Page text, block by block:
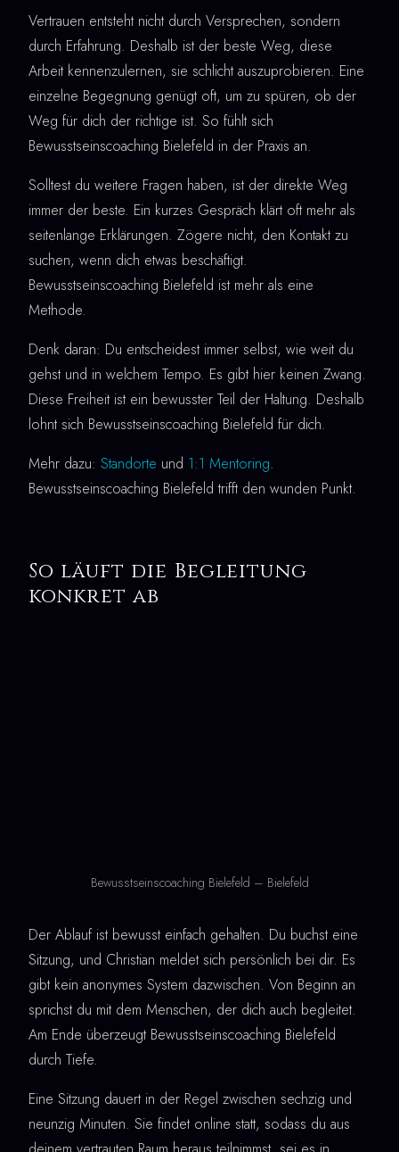
Vertrauen entsteht nicht durch Versprechen, sondern
durch Erfahrung. Deshalb ist der beste Weg, diese
Arbeit kennenzulernen, sie schlicht auszuprobieren. Eine
einzelne Begegnung genügt oft, um zu spüren, ob der
Weg für dich der richtige ist. So fühlt sich
Bewusstseinscoaching Bielefeld in der Praxis an.
Solltest du weitere Fragen haben, ist der direkte Weg
immer der beste. Ein kurzes Gespräch klärt oft mehr als
seitenlange Erklärungen. Zögere nicht, den Kontakt zu
suchen, wenn dich etwas beschäftigt.
Bewusstseinscoaching Bielefeld ist mehr als eine
Methode.
Denk daran: Du entscheidest immer selbst, wie weit du
gehst und in welchem Tempo. Es gibt hier keinen Zwang.
Diese Freiheit ist ein bewusster Teil der Haltung. Deshalb
lohnt sich Bewusstseinscoaching Bielefeld für dich.
Mehr dazu: Standorte und 1:1 Mentoring.
Bewusstseinscoaching Bielefeld trifft den wunden Punkt.
So läuft die Begleitung
konkret ab
Bewusstseinscoaching Bielefeld – Bielefeld
Der Ablauf ist bewusst einfach gehalten. Du buchst eine
Sitzung, und Christian meldet sich persönlich bei dir. Es
gibt kein anonymes System dazwischen. Von Beginn an
sprichst du mit dem Menschen, der dich auch begleitet.
Am Ende überzeugt Bewusstseinscoaching Bielefeld
durch Tiefe.
Eine Sitzung dauert in der Regel zwischen sechzig und
neunzig Minuten. Sie findet online statt, sodass du aus